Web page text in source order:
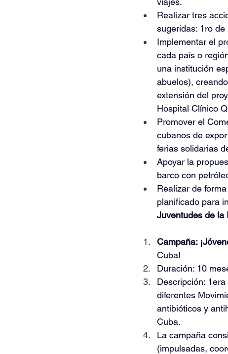
Realizar tres
sugeridas: 1ro
Implementar el
cada país o
una institución
abuelos),
extensión del
Hospital Clínico
Promover el
cubanos de
ferias solidarias
Apoyar la
barco con
Realizar de
planificado para
Juventudes de la
Campaña:
Cuba!
Duración: 10
Descripción:
diferentes
antibióticos y
Cuba.
La campaña
(impulsadas,